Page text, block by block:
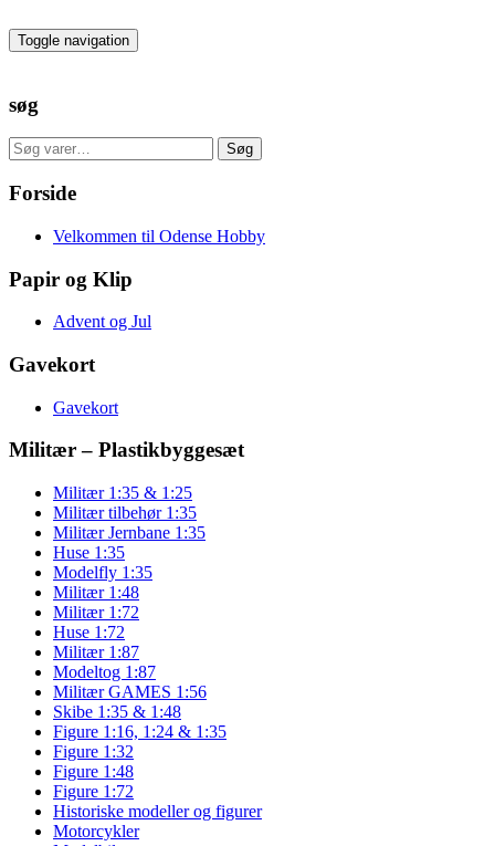
to
the
Toggle navigation
søg
Søg
efter:
Søg
Forside
Velkommen til Odense Hobby
Papir og Klip
Advent og Jul
Gavekort
Gavekort
Militær – Plastikbyggesæt
Militær 1:35 & 1:25
Militær tilbehør 1:35
Militær Jernbane 1:35
Huse 1:35
Modelfly 1:35
Militær 1:48
Militær 1:72
Huse 1:72
Militær 1:87
Modeltog 1:87
Militær GAMES 1:56
Skibe 1:35 & 1:48
Figure 1:16, 1:24 & 1:35
Figure 1:32
Figure 1:48
Figure 1:72
Historiske modeller og figurer
Motorcykler